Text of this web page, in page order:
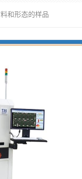
和形态的样品